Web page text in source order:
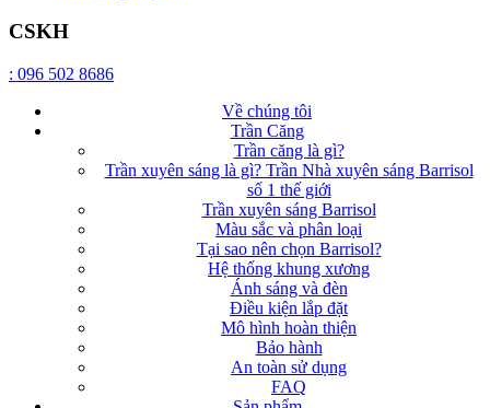
CSKH
: 096 502 8686
Về chúng tôi
Trần Căng
Trần căng là gì?
Trần xuyên sáng là gì? Trần Nhà xuyên sáng Barrisol
số 1 thế giới
Trần xuyên sáng Barrisol
Màu sắc và phân loại
Tại sao nên chọn Barrisol?
Hệ thống khung xương
Ánh sáng và đèn
Điều kiện lắp đặt
Mô hình hoàn thiện
Bảo hành
An toàn sử dụng
FAQ